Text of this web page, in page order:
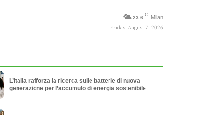
23.6
C Milan
Friday, August 7, 2026
L’Italia rafforza la ricerca sulle batterie di nuova
generazione per l’accumulo di energia sostenibile